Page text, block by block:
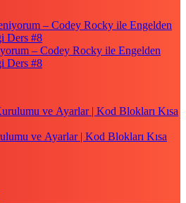
– Codey Rocky ile Engelden
Ders #8
ve Ayarlar | Kod Blokları Kısa